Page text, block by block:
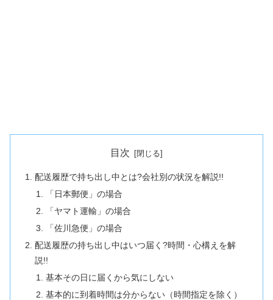
目次
配送履歴で持ち出し中とは?会社別の状況を解説!!
「日本郵便」の場合
「ヤマト運輸」の場合
「佐川急便」の場合
配送履歴の持ち出し中はいつ届く?時間・心構えを解
説!!
基本その日に届くから気にしない
基本的に到着時間は分からない（時間指定を除く）